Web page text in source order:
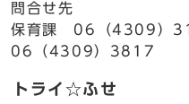
問合せ先
保育課 06（4309）
06（4309）3817
トライ☆ふせ